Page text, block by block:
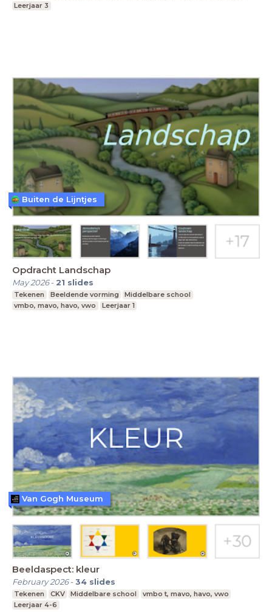
Leerjaar 3
Opdracht Landschap
May 2026- 21 slides
Tekenen Beeldende vorming
Middelbare school
vmbo, mavo, havo, vwo
Leerjaar 1
Buiten de Lijntjes
Beeldaspect: kleur
February 2026-34 slides
Tekenen CKV Middelbare school
vmbo t, mavo, havo, vwo
Leerjaar 4-6
Van Gogh Museum